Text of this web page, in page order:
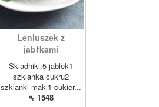
Leniuszek z
jabłkami
Skladniki:5 jablek1
szklanka cukru2
szklanki maki1 cukier...
⇖ 1548